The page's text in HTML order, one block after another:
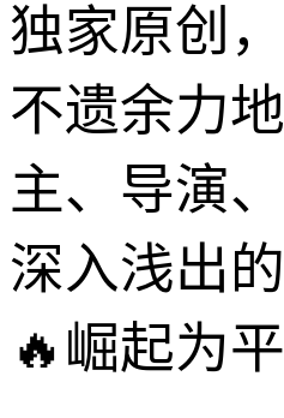
独家原创
不遗余力
主、导演
深入浅出
🔥崛起为